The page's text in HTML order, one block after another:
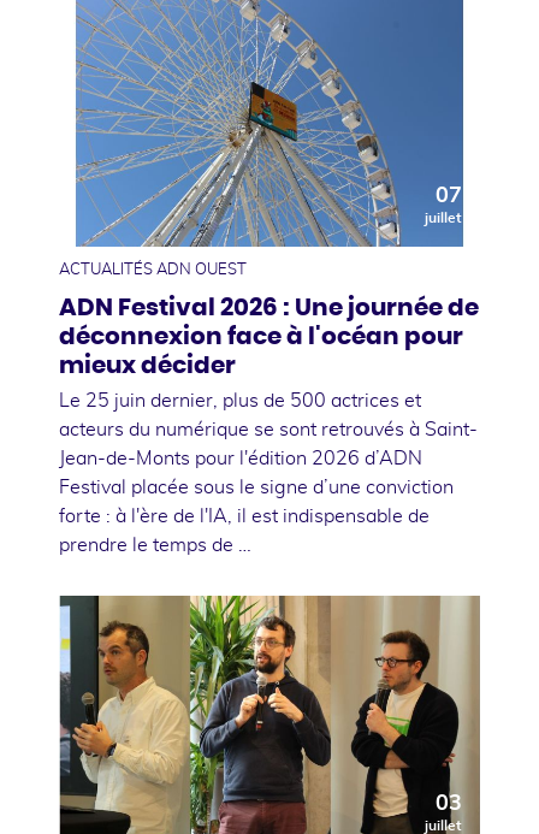
07
juillet
ACTUALITÉS ADN OUEST
ADN Festival 2026 : Une journée de
déconnexion face à l'océan pour
mieux décider
Le 25 juin dernier, plus de 500 actrices et
acteurs du numérique se sont retrouvés à Saint-
Jean-de-Monts pour l'édition 2026 d’ADN
Festival placée sous le signe d’une conviction
forte : à l'ère de l'IA, il est indispensable de
prendre le temps de …
03
juillet